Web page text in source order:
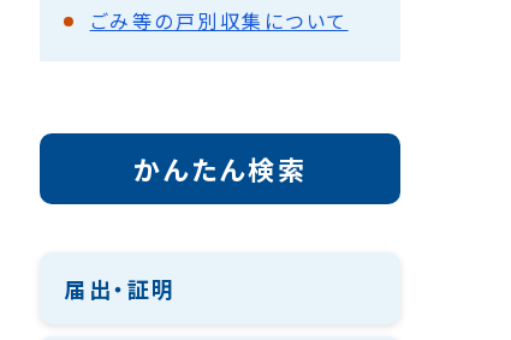
ごみ等の戸別収集について
かんたん検索
届出・証明